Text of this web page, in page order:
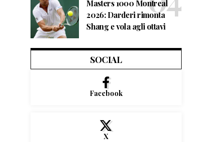
Masters 1000 Montreal
2026: Darderi rimonta
Shang e vola agli ottavi
SOCIAL
Facebook
X